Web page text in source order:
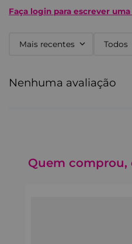
Faça login para escrever uma
Mais recentes Todos
Nenhuma avaliação
Quem